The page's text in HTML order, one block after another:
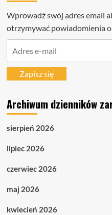
Wprowadź swój adres email
otrzymywać powiadomienia
mailZapisz się
Archiwum dzienników
sierpień 2026
lipiec 2026
czerwiec 2026
maj 2026
kwiecień 2026